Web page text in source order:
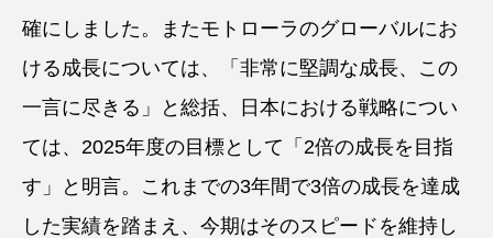
確にしました。またモトローラのグローバルにお
ける成長については、「非常に堅調な成長、この
一言に尽きる」と総括、日本における戦略につい
ては、2025年度の目標として「2倍の成長を目指
す」と明言。これまでの3年間で3倍の成長を達成
した実績を踏まえ、今期はそのスピードを維持し